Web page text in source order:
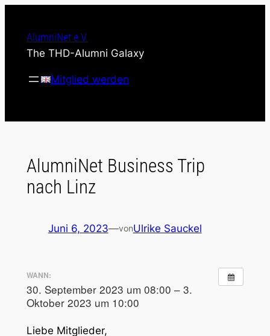
springen
AlumniNet e.V.
The THD-Alumni Galaxy
Mitglied werden
AlumniNet Business Trip
nach Linz
Juni 6, 2023—vonUlrike Sauckel
WANN:
30. September 2023 um 08:00 – 3.
Oktober 2023 um 10:00
Liebe Mitglieder,